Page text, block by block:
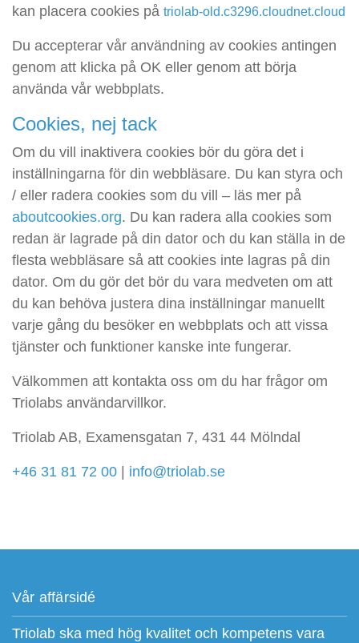
kan placera cookies på triolab-old.c3296.cloudnet.cloud
Du accepterar vår användning av cookies antingen
genom att klicka på OK eller genom att börja
använda vår webbplats.
Cookies, nej tack
Om du vill inaktivera cookies bör du göra det i
inställningarna för din webbläsare. Du kan styra och
/ eller radera cookies som du vill – läs mer på
aboutcookies.org. Du kan radera alla cookies som
redan är lagrade på din dator och du kan ställa in de
flesta webbläsare så att cookies inte lagras på din
dator. Om du gör det bör du vara medveten om att
du kan behöva justera dina inställningar manuellt
varje gång du besöker en webbplats och att vissa
tjänster och funktioner kanske inte fungerar.
Välkommen att kontakta oss om du har frågor om
Triolabs användarvillkor.
Triolab AB, Examensgatan 7, 431 44 Mölndal
+46 31 81 72 00 info@triolab.se
Vår affärsidé
Triolab ska med hög kvalitet och kompetens vara